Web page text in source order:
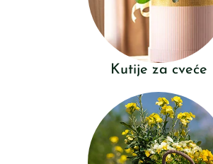
Kutije za cveće